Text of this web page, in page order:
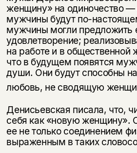
женщину» на одиночество —
мужчины будут по-
мужчины могли предложить
удовлетворение;
на работе и в общественной
что в будущем появятся
души. Они будут способны
любовь, не сводящую
Денисьевская писала, что,
себя как «новую женщину».
ее не только соединением
выраженным в таких
подписаться
да
нет, вернуться